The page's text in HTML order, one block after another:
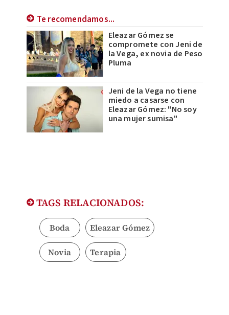
Te recomendamos...
Eleazar Gómez se
compromete con Jeni de
la Vega, ex novia de Peso
Pluma
Jeni de la Vega no tiene
miedo a casarse con
Eleazar Gómez: "No soy
una mujer sumisa"
TAGS RELACIONADOS:
Boda Eleazar Gómez
Novia Terapia